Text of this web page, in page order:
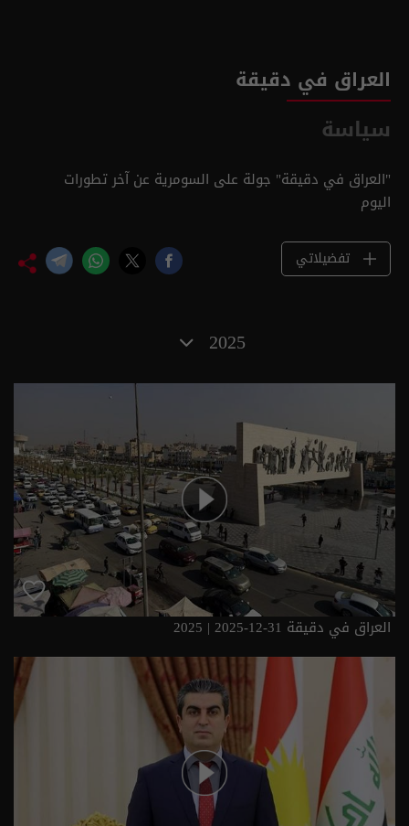
العراق في دقيقة
سياسة
"العراق في دقيقة" جولة على السومرية عن آخر تطورات
اليوم
تفضيلاتي
2025
العراق في دقيقة 31-12-2025 | 2025